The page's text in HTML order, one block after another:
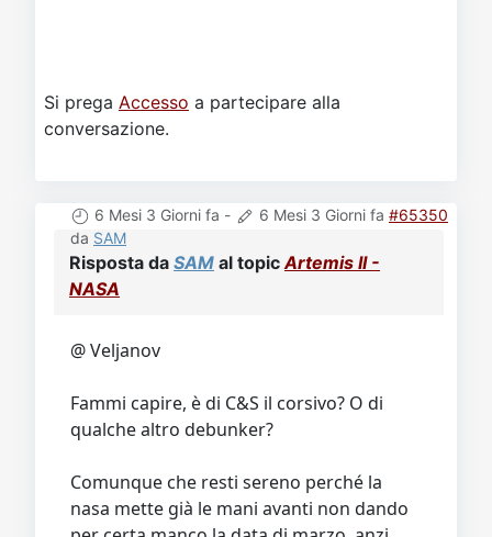
Si prega Accesso a partecipare alla
conversazione.
6 Mesi 3 Giorni fa - 6 Mesi 3 Giorni fa #65350
da SAM
Risposta da SAM al topic Artemis II -
NASA
@ Veljanov
Fammi capire, è di C&S il corsivo? O di
qualche altro debunker?
Comunque che resti sereno perché la
nasa mette già le mani avanti non dando